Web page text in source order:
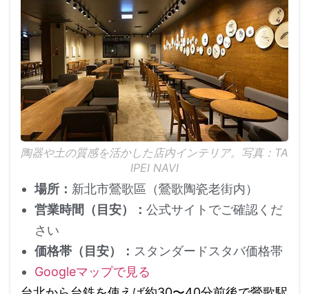
陶器や土の質感を活かした店内インテリア。写真：TA
IPEI NAVI
場所： 新北市鶯歌區（鶯歌陶瓷老街内）
営業時間（目安）： 公式サイトでご確認くだ
さい
価格帯（目安）： スタンダードスタバ価格帯
Googleマップで見る